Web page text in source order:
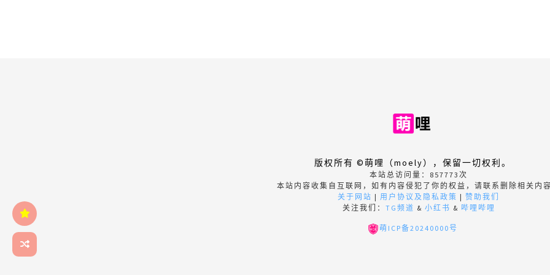
版权所有 ©萌哩（moely），保留一切权利。
本站总访问量： 857773 次
本站内容收集自互联网，如有内容侵犯了你的权益，请联系删除相关内
关于网站 | 用户协议及隐私政策 | 赞助我们
关注我们： TG频道 & 小红书 & 哔哩哔哩
萌ICP备20240000号